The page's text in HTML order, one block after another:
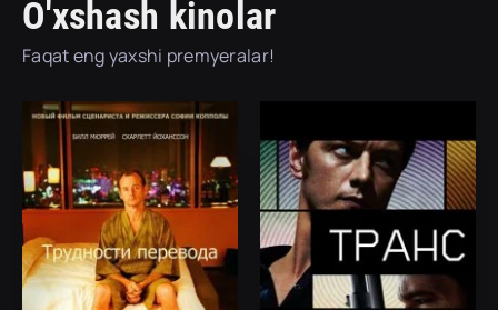
O'xshash kinolar
Faqat eng yaxshi premyeralar!